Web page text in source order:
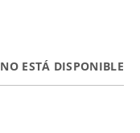
NO ESTÁ DISPONIBLE